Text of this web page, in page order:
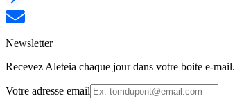
Newsletter
Recevez Aleteia chaque jour dans votre boite e-mail.
Votre adresse email